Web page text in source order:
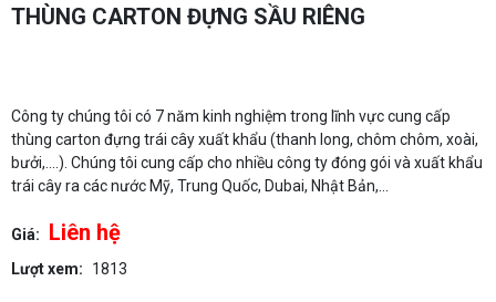
THÙNG CARTON ĐỰNG SẦU RIÊNG
Công ty chúng tôi có 7 năm kinh nghiệm trong lĩnh vực cung cấp
thùng carton đựng trái cây xuất khẩu (thanh long, chôm chôm, xoài,
bưởi,....). Chúng tôi cung cấp cho nhiều công ty đóng gói và xuất khẩu
trái cây ra các nước Mỹ, Trung Quốc, Dubai, Nhật Bản,...
Giá: Liên hệ
Lượt xem: 1813